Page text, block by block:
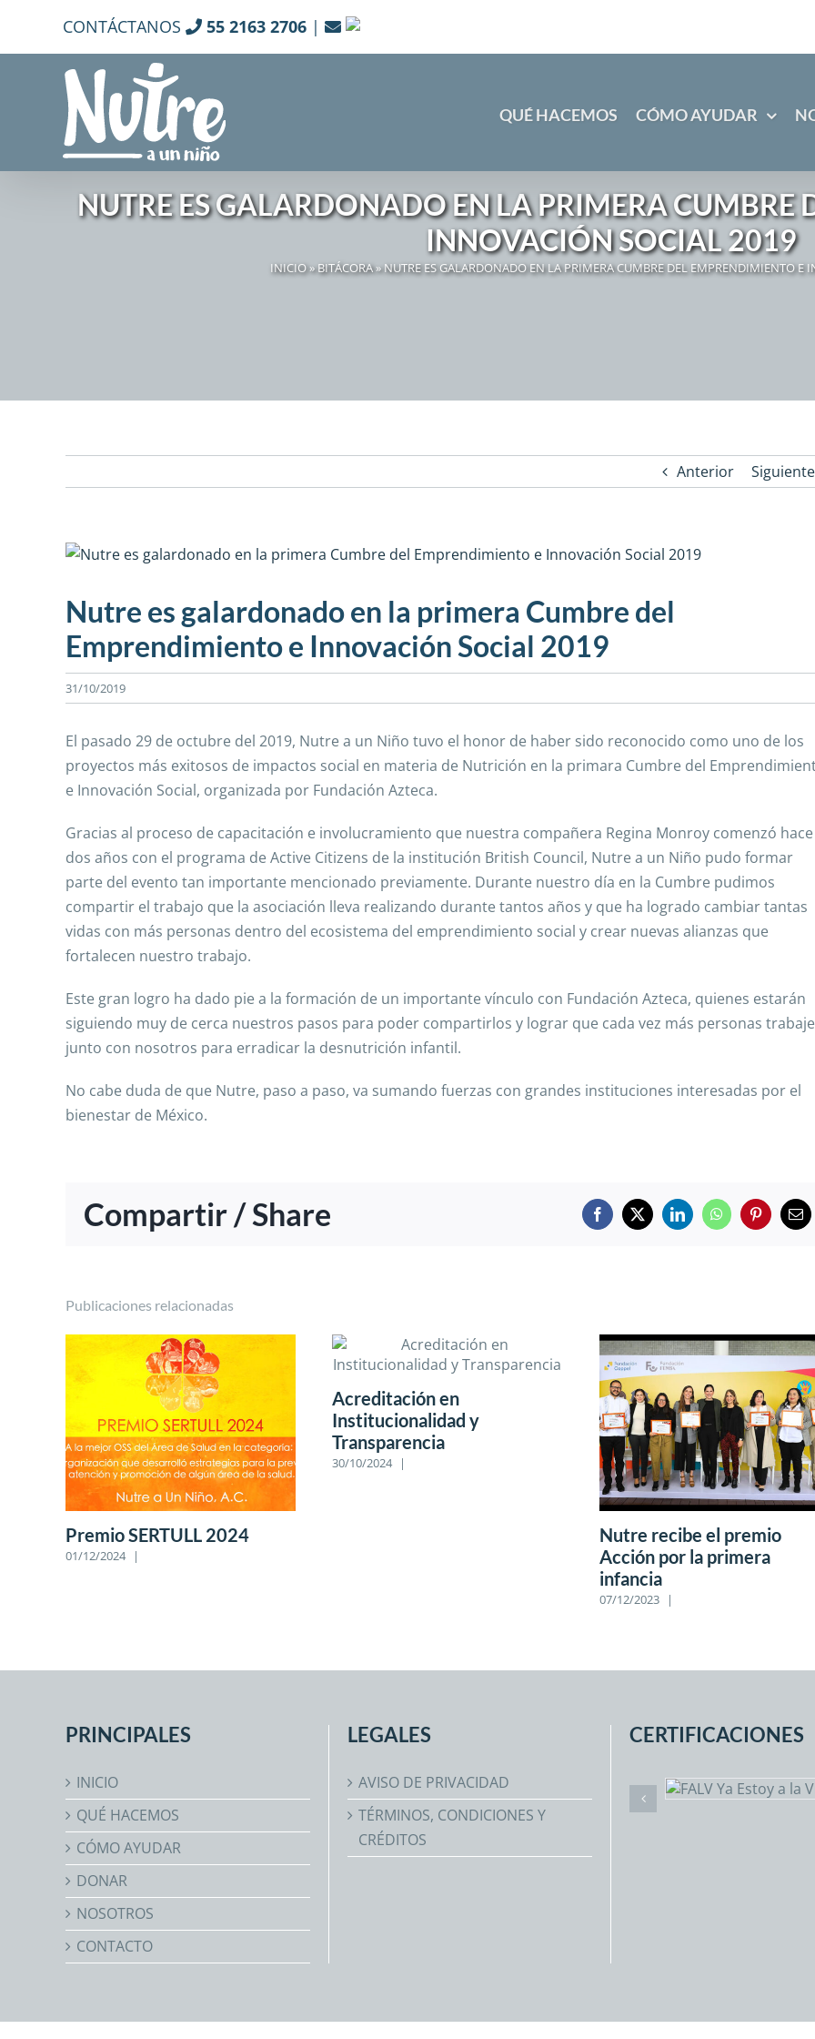
content
CONTÁCTANOS 55 2163 2706|
QUÉ HACEMOS CÓMO AYUDAR
NUTRE ES GALARDONADO EN LA PRIMERA CUMBRE
INNOVACIÓN SOCIAL 2019
INICIO»BITÁCORA»NUTRE ES GALARDONADO EN LA PRIMERA CUMBRE DEL EMPRENDIMIENTO E
Anterior Siguiente
View
Image
Nutre es galardonado en la primera Cumbre del
Emprendimiento e Innovación Social 2019
31/10/2019
El pasado 29 de octubre del 2019, Nutre a un Niño tuvo el honor de haber sido reconocido como uno de los
proyectos más exitosos de impactos social en materia de Nutrición en la primara Cumbre del
e Innovación Social, organizada por Fundación Azteca.
Gracias al proceso de capacitación e involucramiento que nuestra compañera Regina Monroy comenzó hace
dos años con el programa de Active Citizens de la institución British Council, Nutre a un Niño pudo formar
parte del evento tan importante mencionado previamente. Durante nuestro día en la Cumbre pudimos
compartir el trabajo que la asociación lleva realizando durante tantos años y que ha logrado cambiar tantas
vidas con más personas dentro del ecosistema del emprendimiento social y crear nuevas alianzas que
fortalecen nuestro trabajo.
Este gran logro ha dado pie a la formación de un importante vínculo con Fundación Azteca, quienes estarán
siguiendo muy de cerca nuestros pasos para poder compartirlos y lograr que cada vez más personas
junto con nosotros para erradicar la desnutrición infantil.
No cabe duda de que Nutre, paso a paso, va sumando fuerzas con grandes instituciones interesadas por el
bienestar de México.
Compartir / Share Facebook
X LinkedInWhatsAppPinterest
Publicaciones relacionadas
Premio SERTULL 2024
01/12/2024 |
Acreditación en
Institucionalidad y
Transparencia
30/10/2024 |
Nutre recibe el premio
Acción por la primera
infancia
07/12/2023 |
PRINCIPALES
INICIO
QUÉ HACEMOS
CÓMO AYUDAR
DONAR
NOSOTROS
CONTACTO
LEGALES
AVISO DE PRIVACIDAD
TÉRMINOS, CONDICIONES Y
CRÉDITOS
CERTIFICACIONES